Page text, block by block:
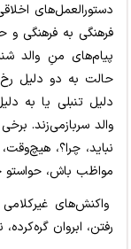
دستورالعمل‌های
فرهنگی به فرهنگی و
پیام‌های منِ والد
حالت به دو دلیل رخ
دلیل تنبلی یا به
والد سربازمی‌زند.
نباید، چرا؟،
مواظب باش،
واکنش‌های
رفتن، ابروان